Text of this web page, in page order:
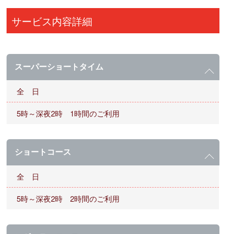
サービス内容詳細
スーパーショートタイム
全 日
5時～深夜2時 1時間のご利用
ショートコース
全 日
5時～深夜2時 2時間のご利用